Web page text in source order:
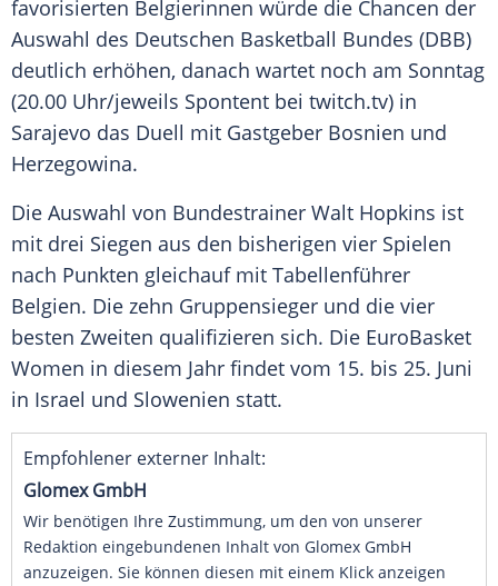
favorisierten Belgierinnen würde die Chancen der
Auswahl des Deutschen Basketball Bundes (DBB)
deutlich erhöhen, danach wartet noch am Sonntag
(20.00 Uhr/jeweils Spontent bei twitch.tv) in
Sarajevo das Duell mit Gastgeber Bosnien und
Herzegowina.
Die Auswahl von Bundestrainer Walt Hopkins ist
mit drei Siegen aus den bisherigen vier Spielen
nach Punkten gleichauf mit Tabellenführer
Belgien. Die zehn Gruppensieger und die vier
besten Zweiten qualifizieren sich. Die EuroBasket
Women in diesem Jahr findet vom 15. bis 25. Juni
in Israel und Slowenien statt.
Empfohlener externer Inhalt:
Glomex GmbH
Wir benötigen Ihre Zustimmung, um den von unserer
Redaktion eingebundenen Inhalt von Glomex GmbH
anzuzeigen. Sie können diesen mit einem Klick anzeigen